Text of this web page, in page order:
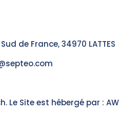
de France, 34970 LATTES
Le Site est hébergé par :